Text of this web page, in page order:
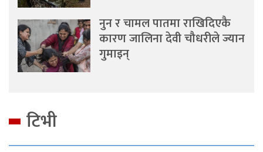
नुन र चामल पातमा राखिदिएकै
कारण जालिना देवी चौधरीले ज्यान
गुमाइन्
टिभी